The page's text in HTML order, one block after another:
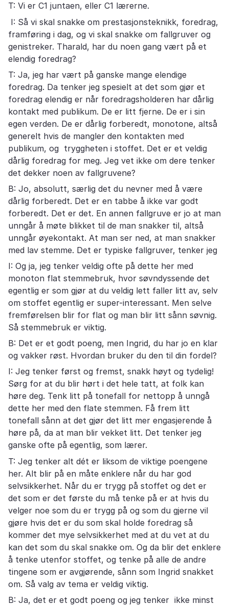
T: Vi er C1 juntaen, eller C1 lærerne.
I: Så vi skal snakke om prestasjonsteknikk, foredrag,
framføring i dag, og vi skal snakke om fallgruver og
genistreker. Tharald, har du noen gang vært på et
elendig foredrag?
T: Ja, jeg har vært på ganske mange elendige
foredrag. Da tenker jeg spesielt at det som gjør et
foredrag elendig er når foredragsholderen har dårlig
kontakt med publikum. De er litt fjerne. De er i sin
egen verden. De er dårlig forberedt, monotone, altså
generelt hvis de mangler den kontakten med
publikum, og tryggheten i stoffet. Det er et veldig
dårlig foredrag for meg. Jeg vet ikke om dere tenker
det dekker noen av fallgruvene?
B: Jo, absolutt, særlig det du nevner med å være
dårlig forberedt. Det er en tabbe å ikke var godt
forberedt. Det er det. En annen fallgruve er jo at man
unngår å møte blikket til de man snakker til, altså
unngår øyekontakt. At man ser ned, at man snakker
med lav stemme. Det er typiske fallgruver, tenker jeg
I: Og ja, jeg tenker veldig ofte på dette her med
monoton flat stemmebruk, hvor søvndyssende det
egentlig er som gjør at du veldig lett faller litt av, selv
om stoffet egentlig er super-interessant. Men selve
fremførelsen blir for flat og man blir litt sånn søvnig.
Så stemmebruk er viktig.
B: Det er et godt poeng, men Ingrid, du har jo en klar
og vakker røst. Hvordan bruker du den til din fordel?
I: Jeg tenker først og fremst, snakk høyt og tydelig!
Sørg for at du blir hørt i det hele tatt, at folk kan
høre deg. Tenk litt på tonefall for nettopp å unngå
dette her med den flate stemmen. Få frem litt
tonefall sånn at det gjør det litt mer engasjerende å
høre på, da at man blir vekket litt. Det tenker jeg
ganske ofte på egentlig, som lærer.
T: Jeg tenker alt dét er liksom de viktige poengene
her. Alt blir på en måte enklere når du har god
selvsikkerhet. Når du er trygg på stoffet og det er
det som er det første du må tenke på er at hvis du
velger noe som du er trygg på og som du gjerne vil
gjøre hvis det er du som skal holde foredrag så
kommer det mye selvsikkerhet med at du vet at du
kan det som du skal snakke om. Og da blir det enklere
å tenke utenfor stoffet, og tenke på alle de andre
tingene som er avgjørende, sånn som Ingrid snakket
om. Så valg av tema er veldig viktig.
B: Ja, det er et godt poeng og jeg tenker ikke minst